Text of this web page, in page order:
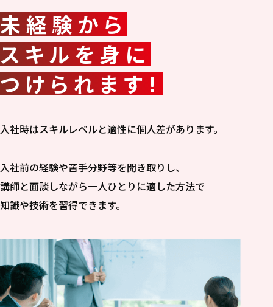
未経験から
スキルを身に
つけられます！
入社時はスキルレベルと適性に個人差があります。
入社前の経験や苦手分野等を聞き取りし、
講師と面談しながら一人ひとりに適した方法で
知識や技術を習得できます。